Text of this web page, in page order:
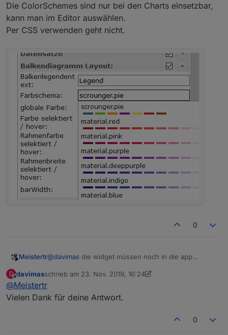
Falls es bereits einen Thread dazu gab, wäre ein Link
super.
Vielen Dank für die Hilfe.
Grüße B4n4n3
Die ColorSchemes sind nur bei den Charts einsetzbar,
kann man im Editor auswählen.
Per CSS verwenden geht nicht.
0
Meistertr@davimas die widget müssen noch in die app
D
Offline
davimasschrieb am 23. Nov. 2019, 16:24
zuletzt editiert von davimas
@Meistertr
Vielen Dank für deine Antwort.
0